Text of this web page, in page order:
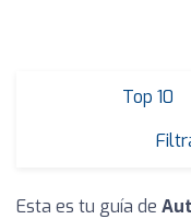
Top 10
Esta es tu guía de